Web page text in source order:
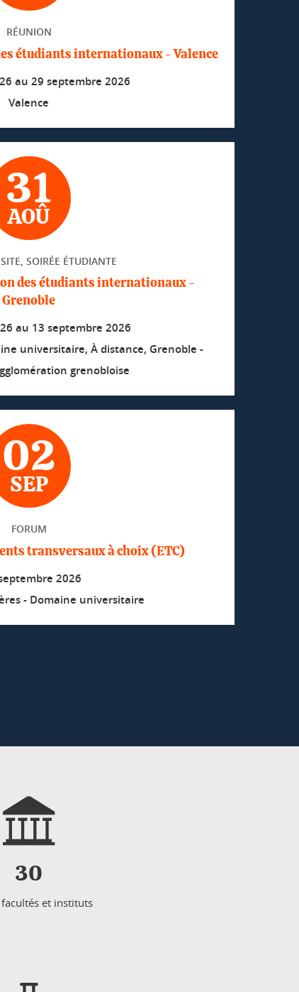
RÉUNION
étudiants internationaux - Valence
au 29 septembre 2026
Valence
31
AOÛ
SOIRÉE ÉTUDIANTE
des étudiants internationaux -
Grenoble
au 13 septembre 2026
universitaire, À distance, Grenoble -
grenobloise
02
SEP
FORUM
transversaux à choix (ETC)
2026
- Domaine universitaire
30
facultés et instituts